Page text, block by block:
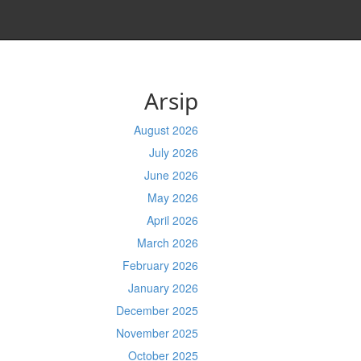
Arsip
August 2026
July 2026
June 2026
May 2026
April 2026
March 2026
February 2026
January 2026
December 2025
November 2025
October 2025